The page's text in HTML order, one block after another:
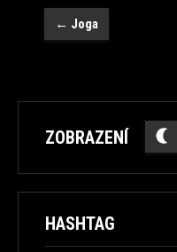
Navigace
← Joga
ZOBRAZENÍ
HASHTAG